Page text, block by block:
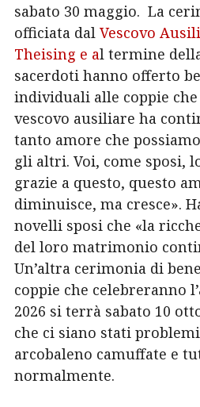
sabato 30 maggio. La
officiata dal Vescovo
Theising e al termine
sacerdoti hanno offerto
individuali alle coppie
vescovo ausiliare ha
tanto amore che
gli altri. Voi, come sposi,
grazie a questo, questo
diminuisce, ma cresce».
novelli sposi che «la
del loro matrimonio
Un’altra cerimonia di
coppie che celebreranno
2026 si terrà sabato 10
che ci siano stati
arcobaleno camuffate e
normalmente.